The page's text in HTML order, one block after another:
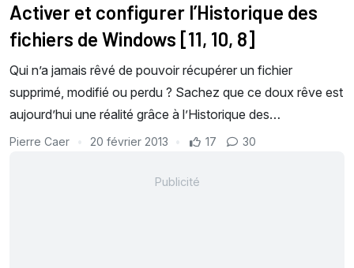
Activer et configurer l’Historique des
fichiers de Windows [11, 10, 8]
Qui n’a jamais rêvé de pouvoir récupérer un fichier
supprimé, modifié ou perdu ? Sachez que ce doux rêve est
aujourd’hui une réalité grâce à l’Historique des…
Pierre Caer 20 février 2013 17 30